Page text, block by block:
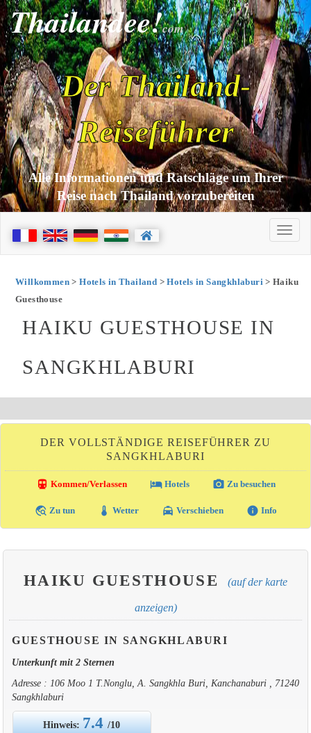
Thailandee!com
Der Thailand-
Reiseführer
Alle Informationen und Ratschläge um Ihrer
Reise nach Thailand vorzubereiten
Willkommen>Hotels in Thailand >Hotels in Sangkhlaburi> Haiku
Guesthouse
HAIKU GUESTHOUSE IN
SANGKHLABURI
DER VOLLSTÄNDIGE REISEFÜHRER ZU
SANGKHLABURI
directions_transit Kommen/Verlassen local_hotelHotels photo_camera Zu besuchen
travel_explore Zu tun thermostat Wetter local_taxi Verschieben info Info
HAIKU GUESTHOUSE (auf der karte
anzeigen)
GUESTHOUSE IN SANGKHLABURI
Unterkunft mit 2 Sternen
Adresse : 106 Moo 1 T.Nonglu, A. Sangkhla Buri, Kanchanaburi , 71240
Sangkhlaburi
Hinweis: 7.4/10